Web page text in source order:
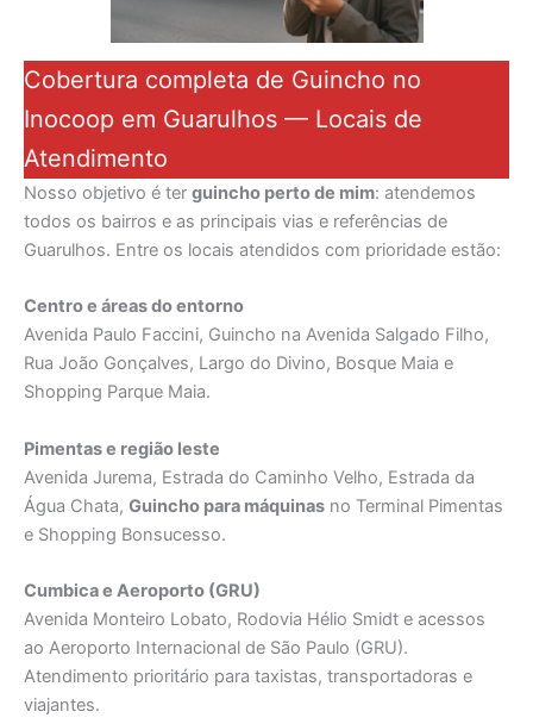
Cobertura completa de Guincho no
Inocoop em Guarulhos — Locais de
Atendimento
Nosso objetivo é ter guincho perto de mim: atendemos
todos os bairros e as principais vias e referências de
Guarulhos. Entre os locais atendidos com prioridade estão:
Centro e áreas do entorno
Avenida Paulo Faccini, Guincho na Avenida Salgado Filho,
Rua João Gonçalves, Largo do Divino, Bosque Maia e
Shopping Parque Maia.
Pimentas e região leste
Avenida Jurema, Estrada do Caminho Velho, Estrada da
Água Chata, Guincho para máquinas no Terminal Pimentas
e Shopping Bonsucesso.
Cumbica e Aeroporto (GRU)
Avenida Monteiro Lobato, Rodovia Hélio Smidt e acessos
ao Aeroporto Internacional de São Paulo (GRU).
Atendimento prioritário para taxistas, transportadoras e
viajantes.